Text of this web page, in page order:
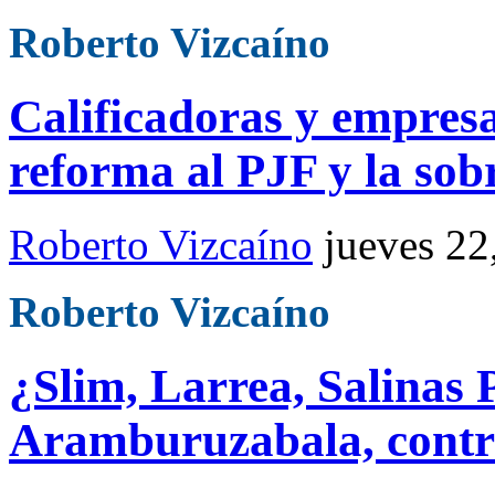
Roberto Vizcaíno
Calificadoras y
reforma al PJF y la
Roberto Vizcaíno jueves
Roberto Vizcaíno
¿Slim, Larrea, Salinas
Aramburuzabala,